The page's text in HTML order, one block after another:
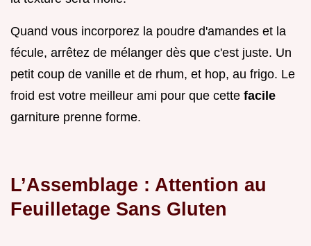
Quand vous incorporez la poudre d'amandes et la
fécule, arrêtez de mélanger dès que c'est juste. Un
petit coup de vanille et de rhum, et hop, au frigo. Le
froid est votre meilleur ami pour que cette facile
garniture prenne forme.
L’Assemblage : Attention au
Feuilletage Sans Gluten